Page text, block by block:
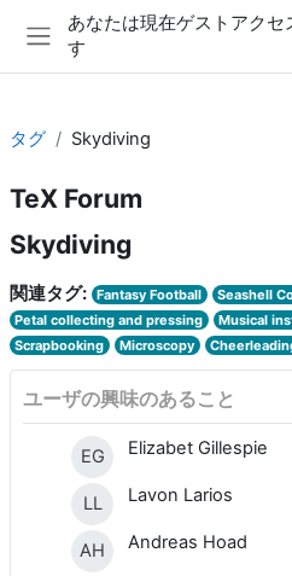
メインコンテンツへスキップする
サイドパネル
あなたは現在ゲストアクセ
す
タグ Skydiving
TeX Forum
Skydiving
関連タグ: Fantasy Football Seashell
Petal collecting and pressing
Musical
Scrapbooking
Microscopy
ユーザの興味のあること
EG Elizabet Gillespie
LL Lavon Larios
AH Andreas Hoad